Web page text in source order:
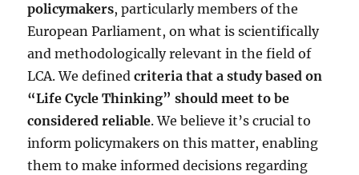
policymakers, particularly members of the
European Parliament, on what is scientifically
and methodologically relevant in the field of
LCA. We definedcriteria that a study based on
“Life Cycle Thinking” should meet to be
considered reliable. We believe it’s crucial to
inform policymakers on this matter, enabling
them to make informed decisions regarding